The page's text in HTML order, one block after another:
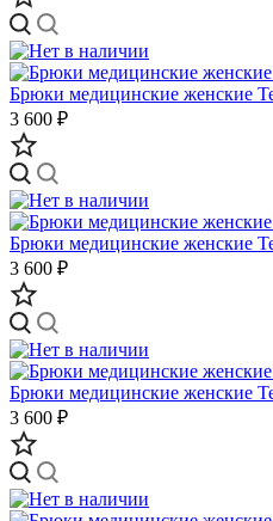
Брюки медицинские женские
3 600 ₽
Брюки медицинские женские
3 600 ₽
Брюки медицинские женские
3 600 ₽